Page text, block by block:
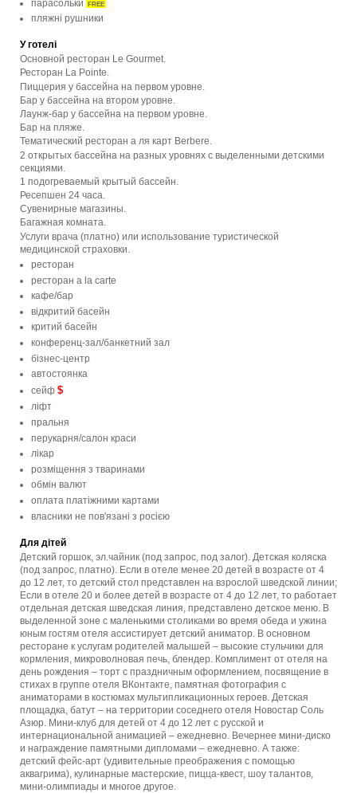
парасольки FREE
пляжні рушники
У готелі
Основной ресторан Le Gourmet.
Ресторан La Pointe.
Пиццерия у бассейна на первом уровне.
Бар у бассейна на втором уровне.
Лаунж-бар у бассейна на первом уровне.
Бар на пляже.
Тематический ресторан а ля карт Berbere.
2 открытых бассейна на разных уровнях с выделенными детскими
секциями.
1 подогреваемый крытый бассейн.
Ресепшен 24 часа.
Сувенирные магазины.
Багажная комната.
Услуги врача (платно) или использование туристической
медицинской страховки.
ресторан
ресторан a la carte
кафе/бар
відкритий басейн
критий басейн
конференц-зал/банкетний зал
бізнес-центр
автостоянка
сейф $
ліфт
пральня
перукарня/салон краси
лікар
розміщення з тваринами
обмін валют
оплата платіжними картами
власники не пов'язані з росією
Для дітей
Детский горшок, эл.чайник (под запрос, под залог). Детская коляска
(под запрос, платно). Если в отеле менее 20 детей в возрасте от 4
до 12 лет, то детский стол представлен на взрослой шведской линии;
Если в отеле 20 и более детей в возрасте от 4 до 12 лет, то работает
отдельная детская шведская линия, представлено детское меню. В
выделенной зоне с маленькими столиками во время обеда и ужина
юным гостям отеля ассистирует детский аниматор. В основном
ресторане к услугам родителей малышей – высокие стульчики для
кормления, микроволновая печь, блендер. Комплимент от отеля на
день рождения – торт с праздничным оформлением, посвящение в
стихах в группе отеля ВКонтакте, памятная фотография с
аниматорами в костюмах мультипликационных героев. Детская
площадка, батут – на территории соседнего отеля Новостар Соль
Азюр. Мини-клуб для детей от 4 до 12 лет с русской и
интернациональной анимацией – ежедневно. Вечернее мини-диско
и награждение памятными дипломами – ежедневно. А также:
детский фейс-арт (удивительные преображения с помощью
аквагрима), кулинарные мастерские, пицца-квест, шоу талантов,
мини-олимпиады и многое другое.